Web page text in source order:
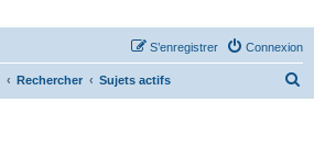
-
Connexion
S’enregistrer
Rechercher Sujets actifs